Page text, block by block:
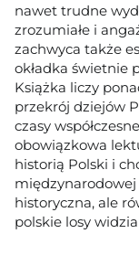
nawet trudne
zrozumiałe i
zachwyca także
okładka świetnie
Książka liczy
przekrój dziejów
czasy
obowiązkowa
historią Polski i
międzynarodowej
historyczna, ale
polskie losy